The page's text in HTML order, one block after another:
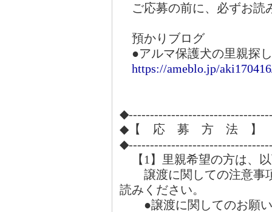
ご応募の前に、必ずお読
預かりブログ
●アルマ保護犬の里親探
https://ameblo.jp/
◆【 応 募 方 法 】
【1】里親希望の方は、
譲渡に関しての注意事
読みください。
●譲渡に関してのお願い